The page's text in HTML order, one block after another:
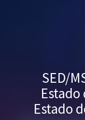
Graduação
SED/
Estado